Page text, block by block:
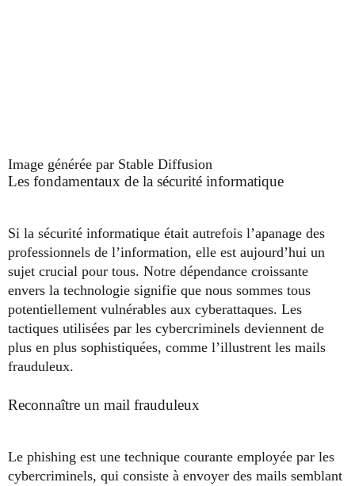
Image générée par Stable Diffusion
Les fondamentaux de la sécurité informatique
Si la sécurité informatique était autrefois l’apanage des
professionnels de l’information, elle est aujourd’hui un
sujet crucial pour tous. Notre dépendance croissante
envers la technologie signifie que nous sommes tous
potentiellement vulnérables aux cyberattaques. Les
tactiques utilisées par les cybercriminels deviennent de
plus en plus sophistiquées, comme l’illustrent les mails
frauduleux.
Reconnaître un mail frauduleux
Le phishing est une technique courante employée par les
cybercriminels, qui consiste à envoyer des mails semblant